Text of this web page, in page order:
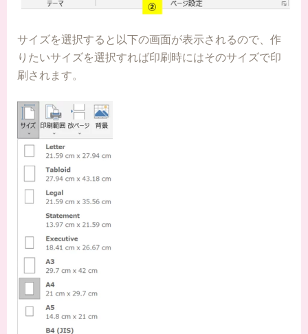
サイズを選択すると以下の画面が表示されるので、作
りたいサイズを選択すれば印刷時にはそのサイズで印
刷されます。